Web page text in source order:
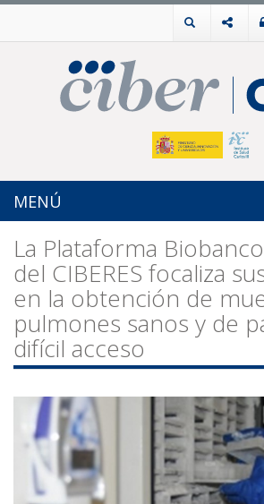
MENÚ
La Plataforma
del CIBERES focaliza
en la obtención de
pulmones sanos y de
difícil acceso